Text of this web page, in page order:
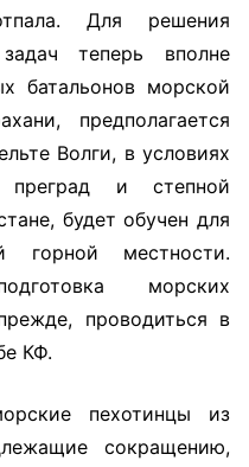
Для решения
теперь вполне
батальонов морской
предполагается
Волги, в условиях
преград и степной
будет обучен для
горной местности.
морских
проводиться в
КФ.
пехотинцы из
сокращению,